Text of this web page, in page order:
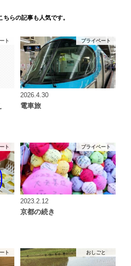
ちらの記事も人気です。
ト プライベート
2026.4.30
電車旅
ト プライベート
2023.2.12
京都の続き
ト おしごと